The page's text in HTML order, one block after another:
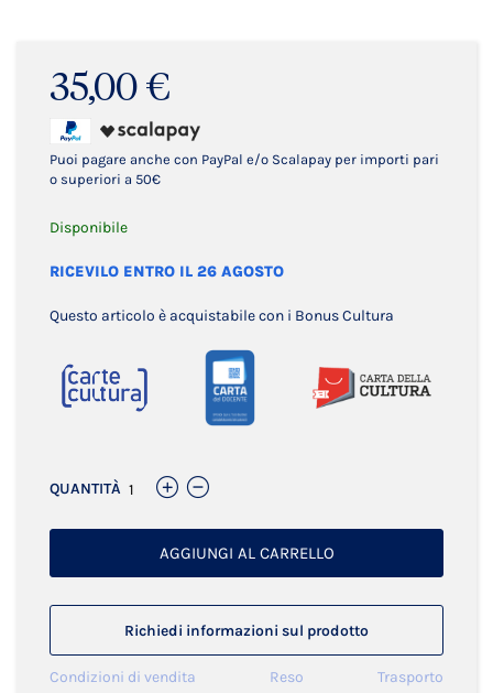
35,00 €
Puoi pagare anche con PayPal e/o Scalapay per importi pari
o superiori a 50€
Disponibile
RICEVILO ENTRO IL 26 AGOSTO
Questo articolo è acquistabile con i Bonus Cultura
QUANTITÀ
AGGIUNGI AL CARRELLO
Richiedi informazioni sul prodotto
Condizioni di vendita Reso Trasporto